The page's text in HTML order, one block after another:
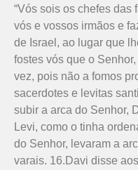
“Vós sois os chefes
vós e vossos irmãos e
de Israel, ao lugar que
fostes vós que o
vez, pois não a fomos
sacerdotes e levitas
subir a arca do Senhor,
Levi, como o tinha
do Senhor, levaram a
varais. 16.Davi disse